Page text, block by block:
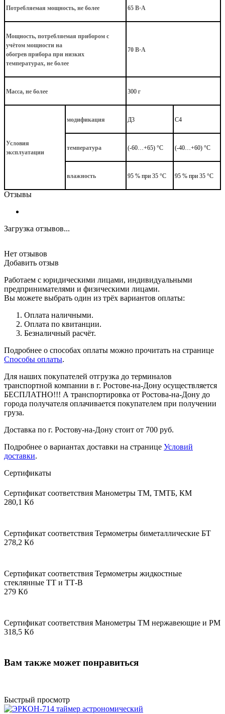
Потребляемая мощность, не более 65 В·А
Мощность, потребляемая прибором с
учётом мощности на
обогрев прибора при низких
температурах, не более
70 В·А
Масса, не более 300 г
Условия
эксплуатации
модификация Д3 С4
температура (-60…+65) °С (-40…+60) °С
влажность 95 % при 35 °С 95 % при 35 °С
Отзывы
Загрузка отзывов...
Нет отзывов
Добавить отзыв
Работаем с юридическими лицами, индивидуальными
предпринимателями и физическими лицами.
Вы можете выбрать один из трёх вариантов оплаты:
Оплата наличными.
Оплата по квитанции.
Безналичный расчёт.
Подробнее о способах оплаты можно прочитать на странице
Способы оплаты.
Для наших покупателей отгрузка до терминалов
транспортной компании в г. Ростове-на-Дону осуществляется
БЕСПЛАТНО!!! А транспортировка от Ростова-на-Дону до
города получателя оплачивается покупателем при получении
груза.
Доставка по г. Ростову-на-Дону стоит от 700 руб.
Подробнее о вариантах доставки на странице Условий
доставки.
Сертификаты
Сертификат соответствия Манометры ТМ, ТМТБ, КМ
280,1 Кб
Сертификат соответствия Термометры биметаллические БТ
278,2 Кб
Сертификат соответствия Термометры жидкостные
стеклянные ТТ и ТТ-В
279 Кб
Сертификат соответствия Манометры ТМ нержавеющие и РМ
318,5 Кб
Вам также может понравиться
Быстрый просмотр